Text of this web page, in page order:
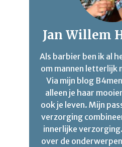
Jan Willem
Als barbier ben ik al
om mannen letterlijk
Via mijn blog
alleen je haar
ook je leven. Mijn
verzorging
innerlijke
over de